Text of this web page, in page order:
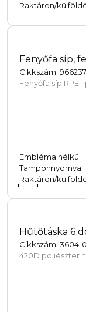
Raktáron/
Fenyőfa síp,
Cikkszám:
Fenyőfa síp
Embléma nélkül
Tamponnyomva
Raktáron/
Hűtőtáska 6
Cikkszám: 3604-
420D poliészter